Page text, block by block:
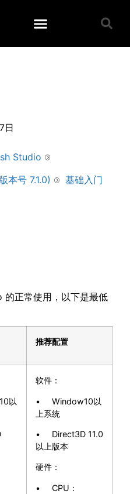
日
Studio
本号 7.1.0)
基础入门
正常使用，以下是最低
推荐配置
以
软件：
• Window10以
上系统
• Direct3D 11.0
以上版本
硬件：
• CPU：